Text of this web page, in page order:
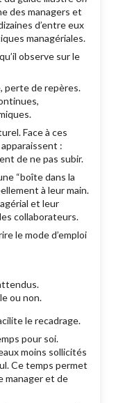
des managers et
d’entre eux
managériales.
observe sur le
perte de repères.
Face à ces
:
de ne pas subir.
“boîte dans la
à leur main.
et leur
collaborateurs.
le mode d’emploi
ou non.
le recadrage.
pour soi.
moins sollicités
Ce temps permet
manager et de